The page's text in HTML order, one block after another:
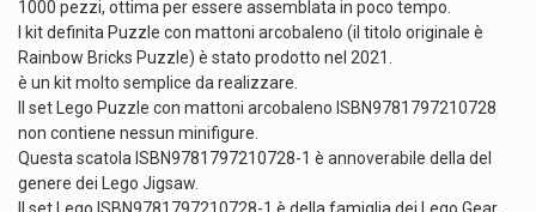
1000 pezzi, ottima per essere assemblata in poco tempo.
I kit definita Puzzle con mattoni arcobaleno (il titolo originale è
Rainbow Bricks Puzzle) è stato prodotto nel 2021.
è un kit molto semplice da realizzare.
Il set Lego Puzzle con mattoni arcobaleno ISBN9781797210728
non contiene nessun minifigure.
Questa scatola ISBN9781797210728-1 è annoverabile della del
genere dei Lego Jigsaw.
Il set Lego ISBN9781797210728-1 è della famiglia dei Lego Gear.